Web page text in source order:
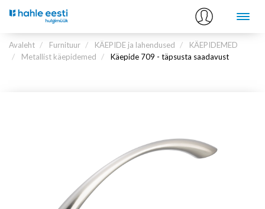
Avaleht Furnituur KÄEPIDE ja lahendused
KÄEPIDEMED
Metallist käepidemed
Käepide 709 - täpsusta saadavust